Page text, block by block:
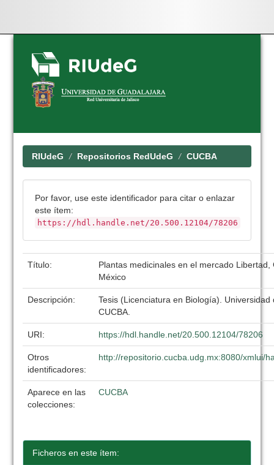
Skip
navigation
RIUdeG Repositorios RedUdeG CUCBA
Por favor, use este identificador para citar o enlazar
este ítem:
https://hdl.handle.net/20.500.12104/78206
Título:
Plantas medicinales en el mercado
México
Descripción:
Tesis (Licenciatura en Biología). Universidad
CUCBA.
URI: https://hdl.handle.net/20.500.12104/78206
Otros
identificadores:
http://repositorio.cucba.udg.mx:8080/xmlui/
Aparece en las
colecciones:
CUCBA
Ficheros en este ítem: